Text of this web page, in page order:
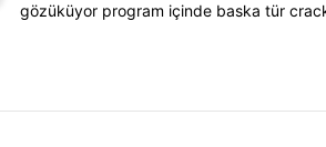
gözüküyor program içinde baska tür